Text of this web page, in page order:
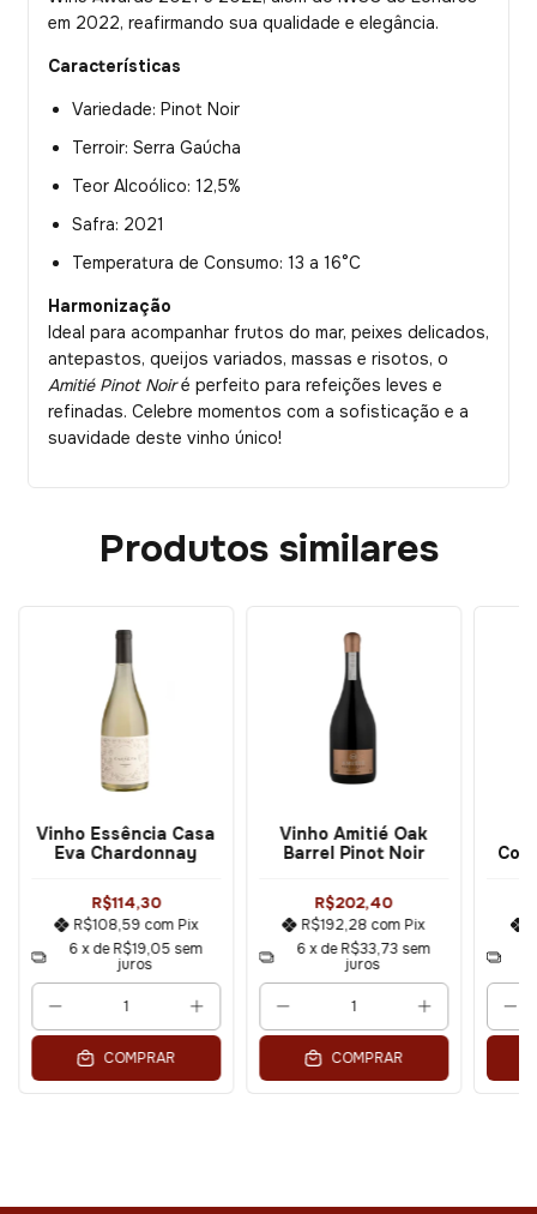
em 2022, reafirmando sua qualidade e elegância.
Características
Variedade: Pinot Noir
Terroir: Serra Gaúcha
Teor Alcoólico: 12,5%
Safra: 2021
Temperatura de Consumo: 13 a 16°C
Harmonização
Ideal para acompanhar frutos do mar, peixes delicados,
antepastos, queijos variados, massas e risotos, o
Amitié Pinot Noiré perfeito para refeições leves e
refinadas. Celebre momentos com a sofisticação e a
suavidade deste vinho único!
Produtos similares
Vinho Essência Casa
Eva Chardonnay
R$114,30
R$108,59 com Pix
6x deR$19,05 sem
juros
COMPRAR
Vinho Amitié Oak
Barrel Pinot Noir
R$202,40
R$192,28 com Pix
6 x deR$33,73 sem
juros
COMPRAR